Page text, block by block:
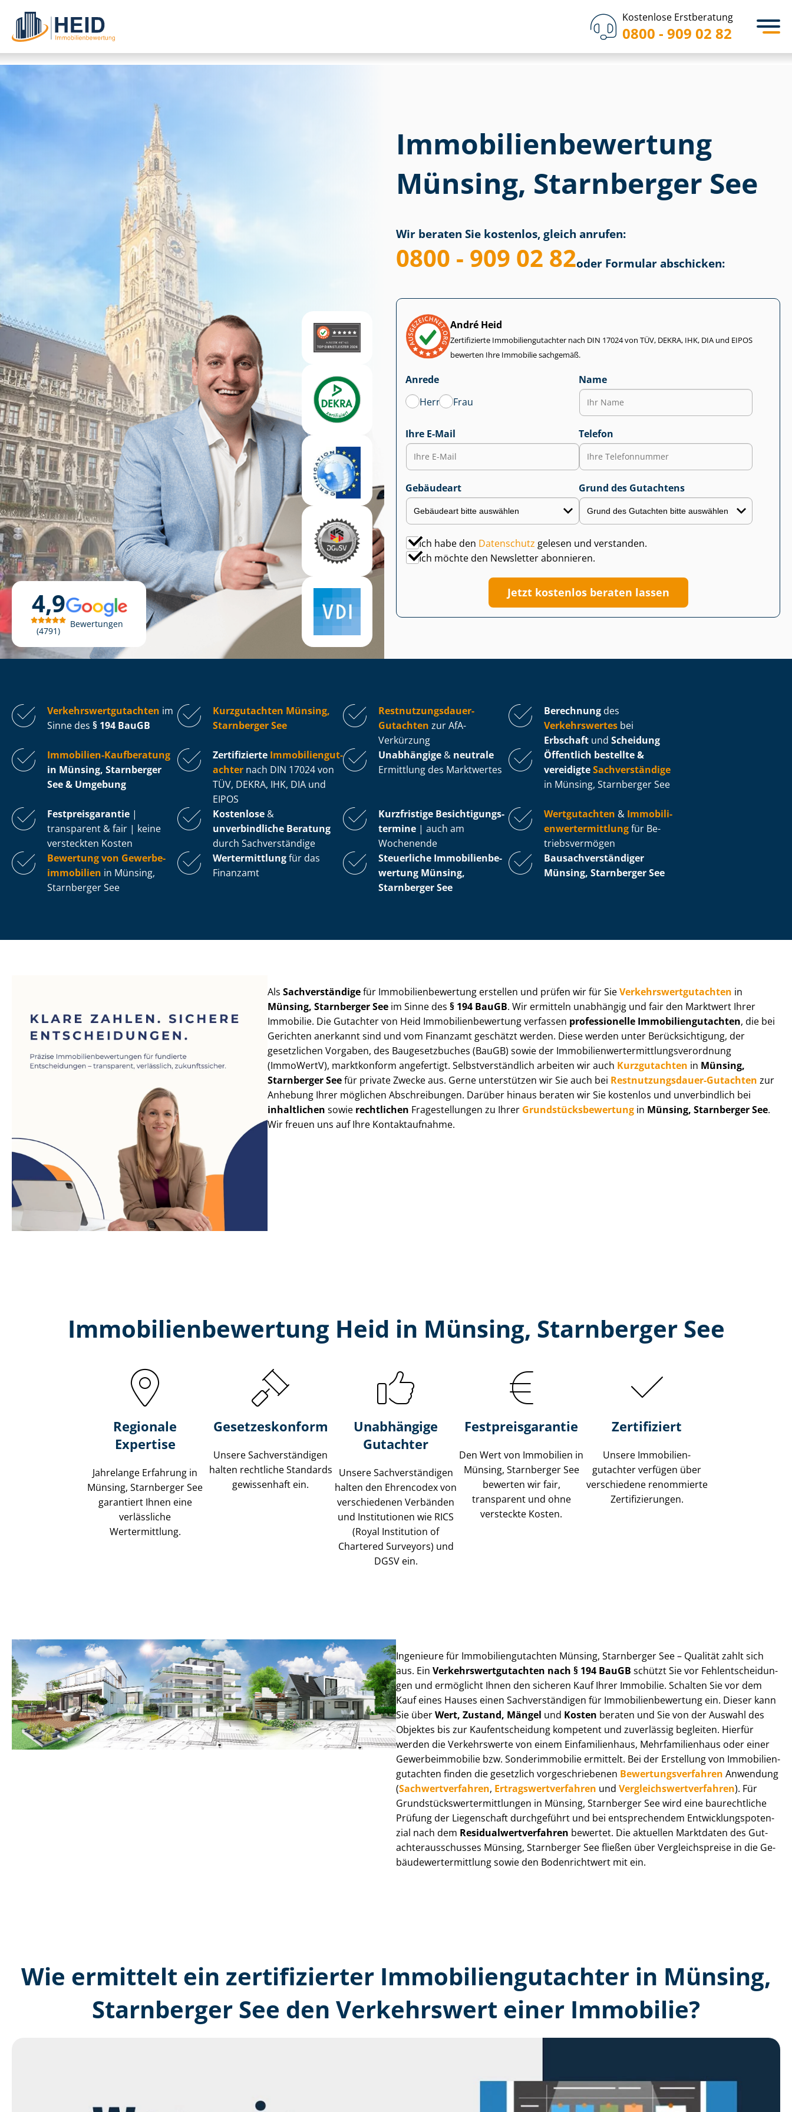
Kostenlose Erstberatung
0800 - 909 02 82
4,9
4791
Bewertungen
Immobilien­bewertung
Münsing, Starnberger See
Wir beraten Sie kostenlos, gleich anrufen:
0800 - 909 02 82oder Formular abschicken:
André Heid
Zertifizierte Im­mo­bi­li­en­gut­ach­ter nach DIN 17024 von TÜV, DEKRA, IHK, DIA und EIPOS
bewerten Ihre Immobilie sachgemäß.
Anrede
Herr
Frau
Name
Ihre E-Mail Telefon
Gebäudeart Grund des Gutachtens
Ich habe den Datenschutz gelesen und verstanden.
Ich möchte den Newsletter abonnieren.
Jetzt kostenlos beraten lassen
Ver­kehrs­wert­gut­ach­ten im
Sinne des § 194 BauGB
Kurzgutachten Münsing,
Starnberger See
Rest­nut­zungs­dau­er-
Gutachten zur AfA-
Verkürzung
Berechnung des
Verkehrswertes bei
Erbschaft und Scheidung
Immobilien-Kaufberatung
in Münsing, Starnberger
See & Umgebung
Zertifizierte Im­mo­bi­li­en­gut­
ach­ter nach DIN 17024 von
TÜV, DEKRA, IHK, DIA und
EIPOS
Unabhängige & neutrale
Ermittlung des Marktwertes
Öffentlich bestellte &
vereidigteSachverständige
in Münsing, Starnberger See
Fest­preis­ga­ran­tie |
transparent & fair | keine
versteckten Kosten
Kostenlose &
unverbindliche Beratung
durch Sachverständige
Kurzfristige Be­sich­ti­gungs­
ter­mi­ne | auch am
Wochenende
Wertgutachten & Im­mo­bi­li­
en­wert­ermitt­lungfür Be­
triebs­ver­mö­gen
Bewertung von Ge­wer­be­
im­mo­bi­li­en in Münsing,
Starnberger See
Wertermittlungfür das
Finanzamt
Steuerliche Im­mo­bi­li­en­be­
wer­tung Münsing,
Starnberger See
Bau­sach­ver­stän­di­ger
Münsing, Starnberger See
AlsSachverständigefür Im­mo­bi­li­en­be­wer­tung erstellen und prüfen wir für SieVer­kehrs­wert­gut­ach­ten in
Münsing, Starnberger See im Sinne des§ 194 BauGB. Wir ermitteln unabhängig und fair den Marktwert Ihrer
Immobilie. Die Gutachter von Heid Im­mo­bi­li­en­be­wer­tung verfassen professionelle Im­mo­bi­li­en­gut­ach­ten, die bei
Gerichten anerkannt sind und vom Finanzamt geschätzt werden. Diese werden unter Be­rück­sich­ti­gung, der
gesetzlichen Vorgaben, des Baugesetzbuches (BauGB) sowie der Im­mo­bi­li­en­wert­ermitt­lungs­ver­ord­nung
(ImmoWertV), marktkonform angefertigt. Selbst­ver­ständ­lich arbeiten wir auch Kurzgutachten in Münsing,
Starnberger Seefür private Zwecke aus. Gerne unterstützen wir Sie auch bei Rest­nut­zungs­dau­er-Gutachten zur
Anhebung Ihrer möglichen Abschreibungen. Darüber hinaus beraten wir Sie kostenlos und unverbindlich bei
inhaltlichen sowie rechtlichen Fragestellungen zu Ihrer Grund­stücks­be­wer­tung in Münsing, Starnberger See.
Wir freuen uns auf Ihre Kontaktaufnahme.
Immobilien­bewertung Heid in Münsing, Starnberger See
Regionale
Expertise
Jahrelange Erfahrung in
Münsing, Starnberger See
garantiert Ihnen eine
verlässliche
Wertermittlung.
Gesetzes­konform
Unsere Sach­ver­stän­di­gen
halten rechtliche Standards
gewissenhaft ein.
Unabhängige
Gutachter
Unsere Sach­ver­stän­di­gen
halten den Ehrencodex von
verschiedenen Verbänden
und Institutionen wie RICS
(Royal Institution of
Chartered Surveyors) und
DGSV ein.
Festpreis​garantie
Den Wert von Immobilien in
Münsing, Starnberger See
bewerten wir fair,
transparent und ohne
versteckte Kosten.
Zertifiziert
Unsere Immobilien­
gutachter verfügen über
verschiedene renommierte
Zer­ti­fi­zie­run­gen.
Ingenieure für Im­mo­bi­li­en­gut­ach­ten Münsing, Starnberger See – Qualität zahlt sich
aus. Ein Ver­kehrs­wert­gut­ach­ten nach § 194 BauGB schützt Sie vor Fehl­ent­schei­dun­
gen und ermöglicht Ihnen den sicheren Kauf Ihrer Immobilie. Schalten Sie vor dem
Kauf eines Hauses einen Sach­ver­stän­di­gen für Im­mo­bi­li­en­be­wer­tung ein. Dieser kann
Sie überWert, Zustand, Mängel und Kosten beraten und Sie von der Auswahl des
Objektes bis zur Kauf­ent­schei­dung kompetent und zuverlässig begleiten. Hierfür
werden die Verkehrswerte von einem Einfamilienhaus, Mehr­fa­mi­li­en­haus oder einer
Ge­wer­be­im­mo­bi­lie bzw. Sonderimmobilie ermittelt. Bei der Erstellung von Im­mo­bi­li­en­
gut­ach­ten finden die gesetzlich vor­ge­schrie­be­nen Be­wer­tungs­ver­fah­ren Anwendung
(Sach­wert­ver­fah­ren, Er­trags­wert­ver­fah­ren und Ver­gleichs­wert­ver­fah­ren). Für
Grund­stücks­wert­ermitt­lun­gen in Münsing, Starnberger See wird eine baurechtliche
Prüfung der Liegenschaft durchgeführt und bei entsprechendem Ent­wick­lungs­po­ten­
zi­al nach dem Re­si­du­al­wert­ver­fah­ren bewertet. Die aktuellen Marktdaten des Gut­
ach­ter­aus­schus­ses Münsing, Starnberger See fließen über Ver­gleichs­prei­se in die Ge­
bäu­de­wert­ermitt­lung sowie den Bodenrichtwert mit ein.
Wie ermittelt ein zertifizierter Immobilien­gutachter in Münsing,
Starnberger See den Verkehrswert einer Immobilie?